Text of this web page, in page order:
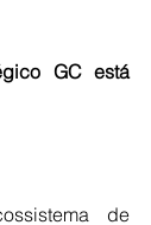
GC está
de